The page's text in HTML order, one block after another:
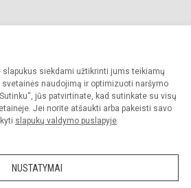
siekdami užtikrinti jums teikiamų
svetainės naudojimą ir optimizuoti naršymo
jūs patvirtinate, kad sutinkate su visų
Jei norite atšaukti arba pakeisti savo
slapukų valdymo puslapyje.
NUSTATYMAI
internetinės svetainės turinį be raštiško
sutikimo yra draudžiama.
paraiška Slapukų valdymas